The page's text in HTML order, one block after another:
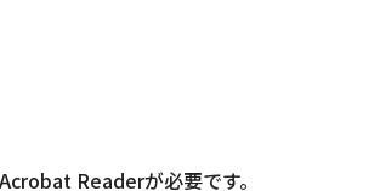
Readerが必要です。